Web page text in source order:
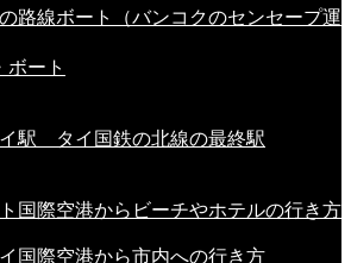
路線ボート（バンコクのセンセープ運
ボート
駅 タイ国鉄の北線の最終駅
国際空港からビーチやホテルの行き方
国際空港から市内への行き方